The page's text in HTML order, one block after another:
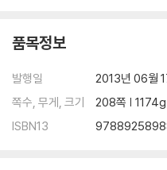
품목정보
발행일
2013년 06월
쪽수, 무게, 크기
208쪽 |
ISBN13